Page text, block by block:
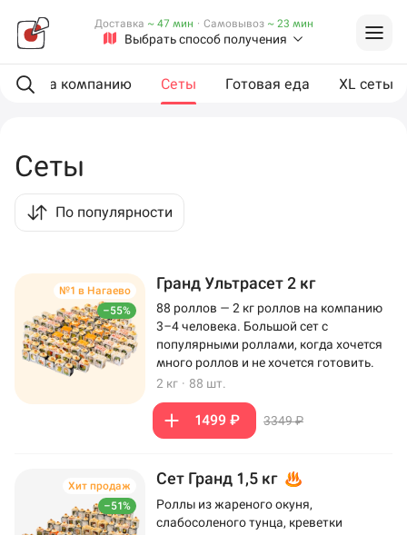
Выбрать способ получения
Доставка ~ 47 мин · Самовывоз ~ 23 мин
На компанию Сеты Готовая еда XL сеты
Сеты
По популярности
–55%
№1 в Нагаево Гранд Ультрасет 2 кг
88 роллов — 2 кг роллов на компанию
3–4 человека. Большой сет с
популярными роллами, когда хочется
много роллов и не хочется готовить.
2 кг · 88 шт.
1499 ₽ 3349 ₽
–51%
Хит продаж Сет Гранд 1,5 кг
Роллы из жареного окуня,
слабосоленого тунца, креветки